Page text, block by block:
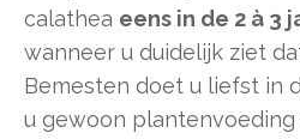
calathea eens in de 2 à 3
wanneer u duidelijk ziet
Bemesten doet u liefst in
u gewoon